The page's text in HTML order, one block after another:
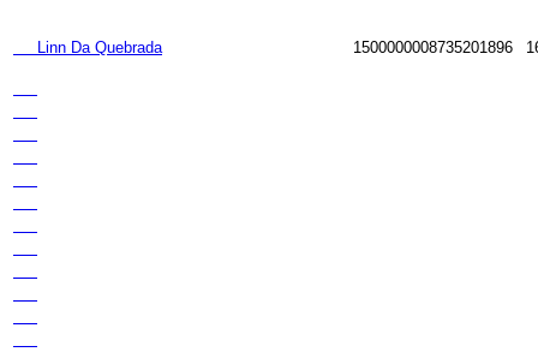
Linn Da Quebrada 1500000008735201896